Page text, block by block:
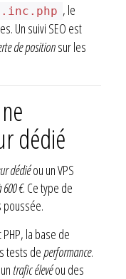
, le
Un suivi SEO est
de positionsur les
dédié
dédiéou un VPS
600 €. Ce type de
poussée.
la base de
tests deperformance.
trafic élevéou des